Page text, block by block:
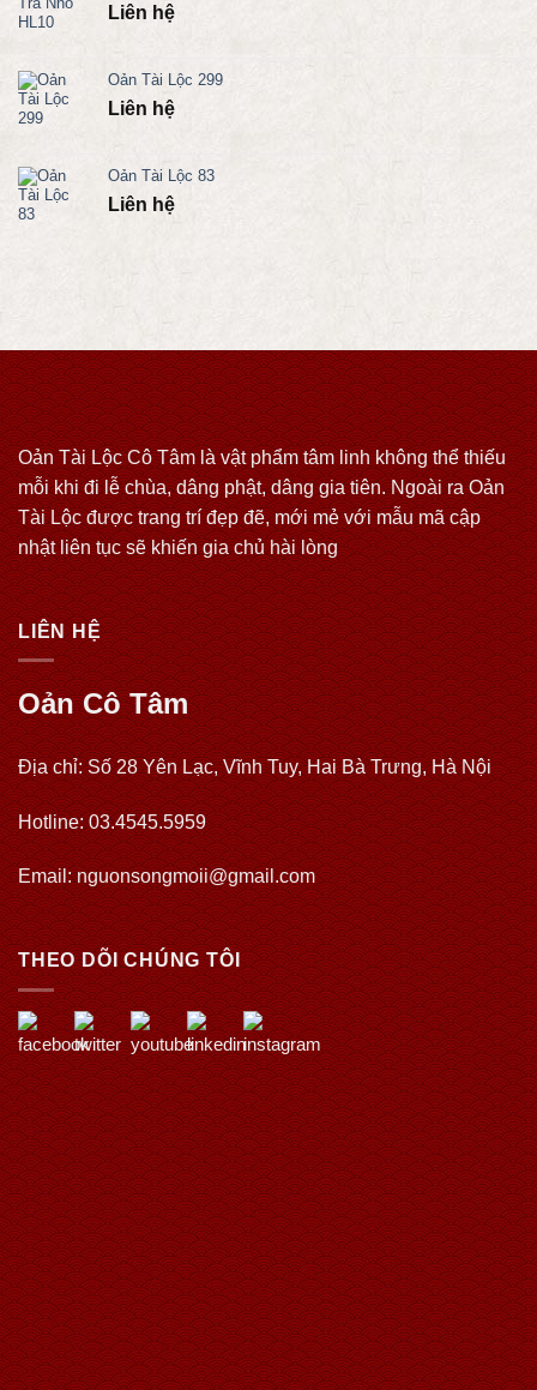
Liên hệ
Oản Tài Lộc 299
Liên hệ
Oản Tài Lộc 83
Liên hệ
Oản Tài Lộc Cô Tâm là vật phẩm tâm linh không thể thiếu
mỗi khi đi lễ chùa, dâng phật, dâng gia tiên. Ngoài ra Oản
Tài Lộc được trang trí đẹp đẽ, mới mẻ với mẫu mã cập
nhật liên tục sẽ khiến gia chủ hài lòng
LIÊN HỆ
Oản Cô Tâm
Địa chỉ: Số 28 Yên Lạc, Vĩnh Tuy, Hai Bà Trưng, Hà Nội
Hotline: 03.4545.5959
Email: nguonsongmoii@gmail.com
THEO DÕI CHÚNG TÔI